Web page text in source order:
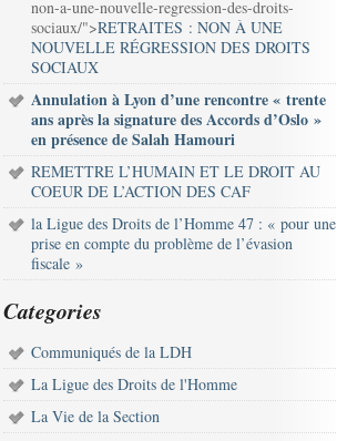
non-a-une-nouvelle-regression-des-droits-
sociaux/">RETRAITES : NON À UNE
NOUVELLE RÉGRESSION DES DROITS
SOCIAUX
Annulation à Lyon d’une rencontre « trente
ans après la signature des Accords d’Oslo »
en présence de Salah Hamouri
REMETTRE L’HUMAIN ET LE DROIT AU
COEUR DE L’ACTION DES CAF
la Ligue des Droits de l’Homme 47 : « pour une
prise en compte du problème de l’évasion
fiscale »
Categories
Communiqués de la LDH
La Ligue des Droits de l'Homme
La Vie de la Section